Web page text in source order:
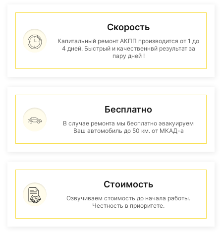
Скорость
Капитальный ремонт АКПП производится от 1 до
4 дней. Быстрый и качественнвй результат за
пару дней !
Бесплатно
В случае ремонта мы бесплатно эвакуируем
Ваш автомобиль до 50 км. от МКАД-а
Стоимость
Озвучиваем стоимость до начала работы.
Честность в приоритете.